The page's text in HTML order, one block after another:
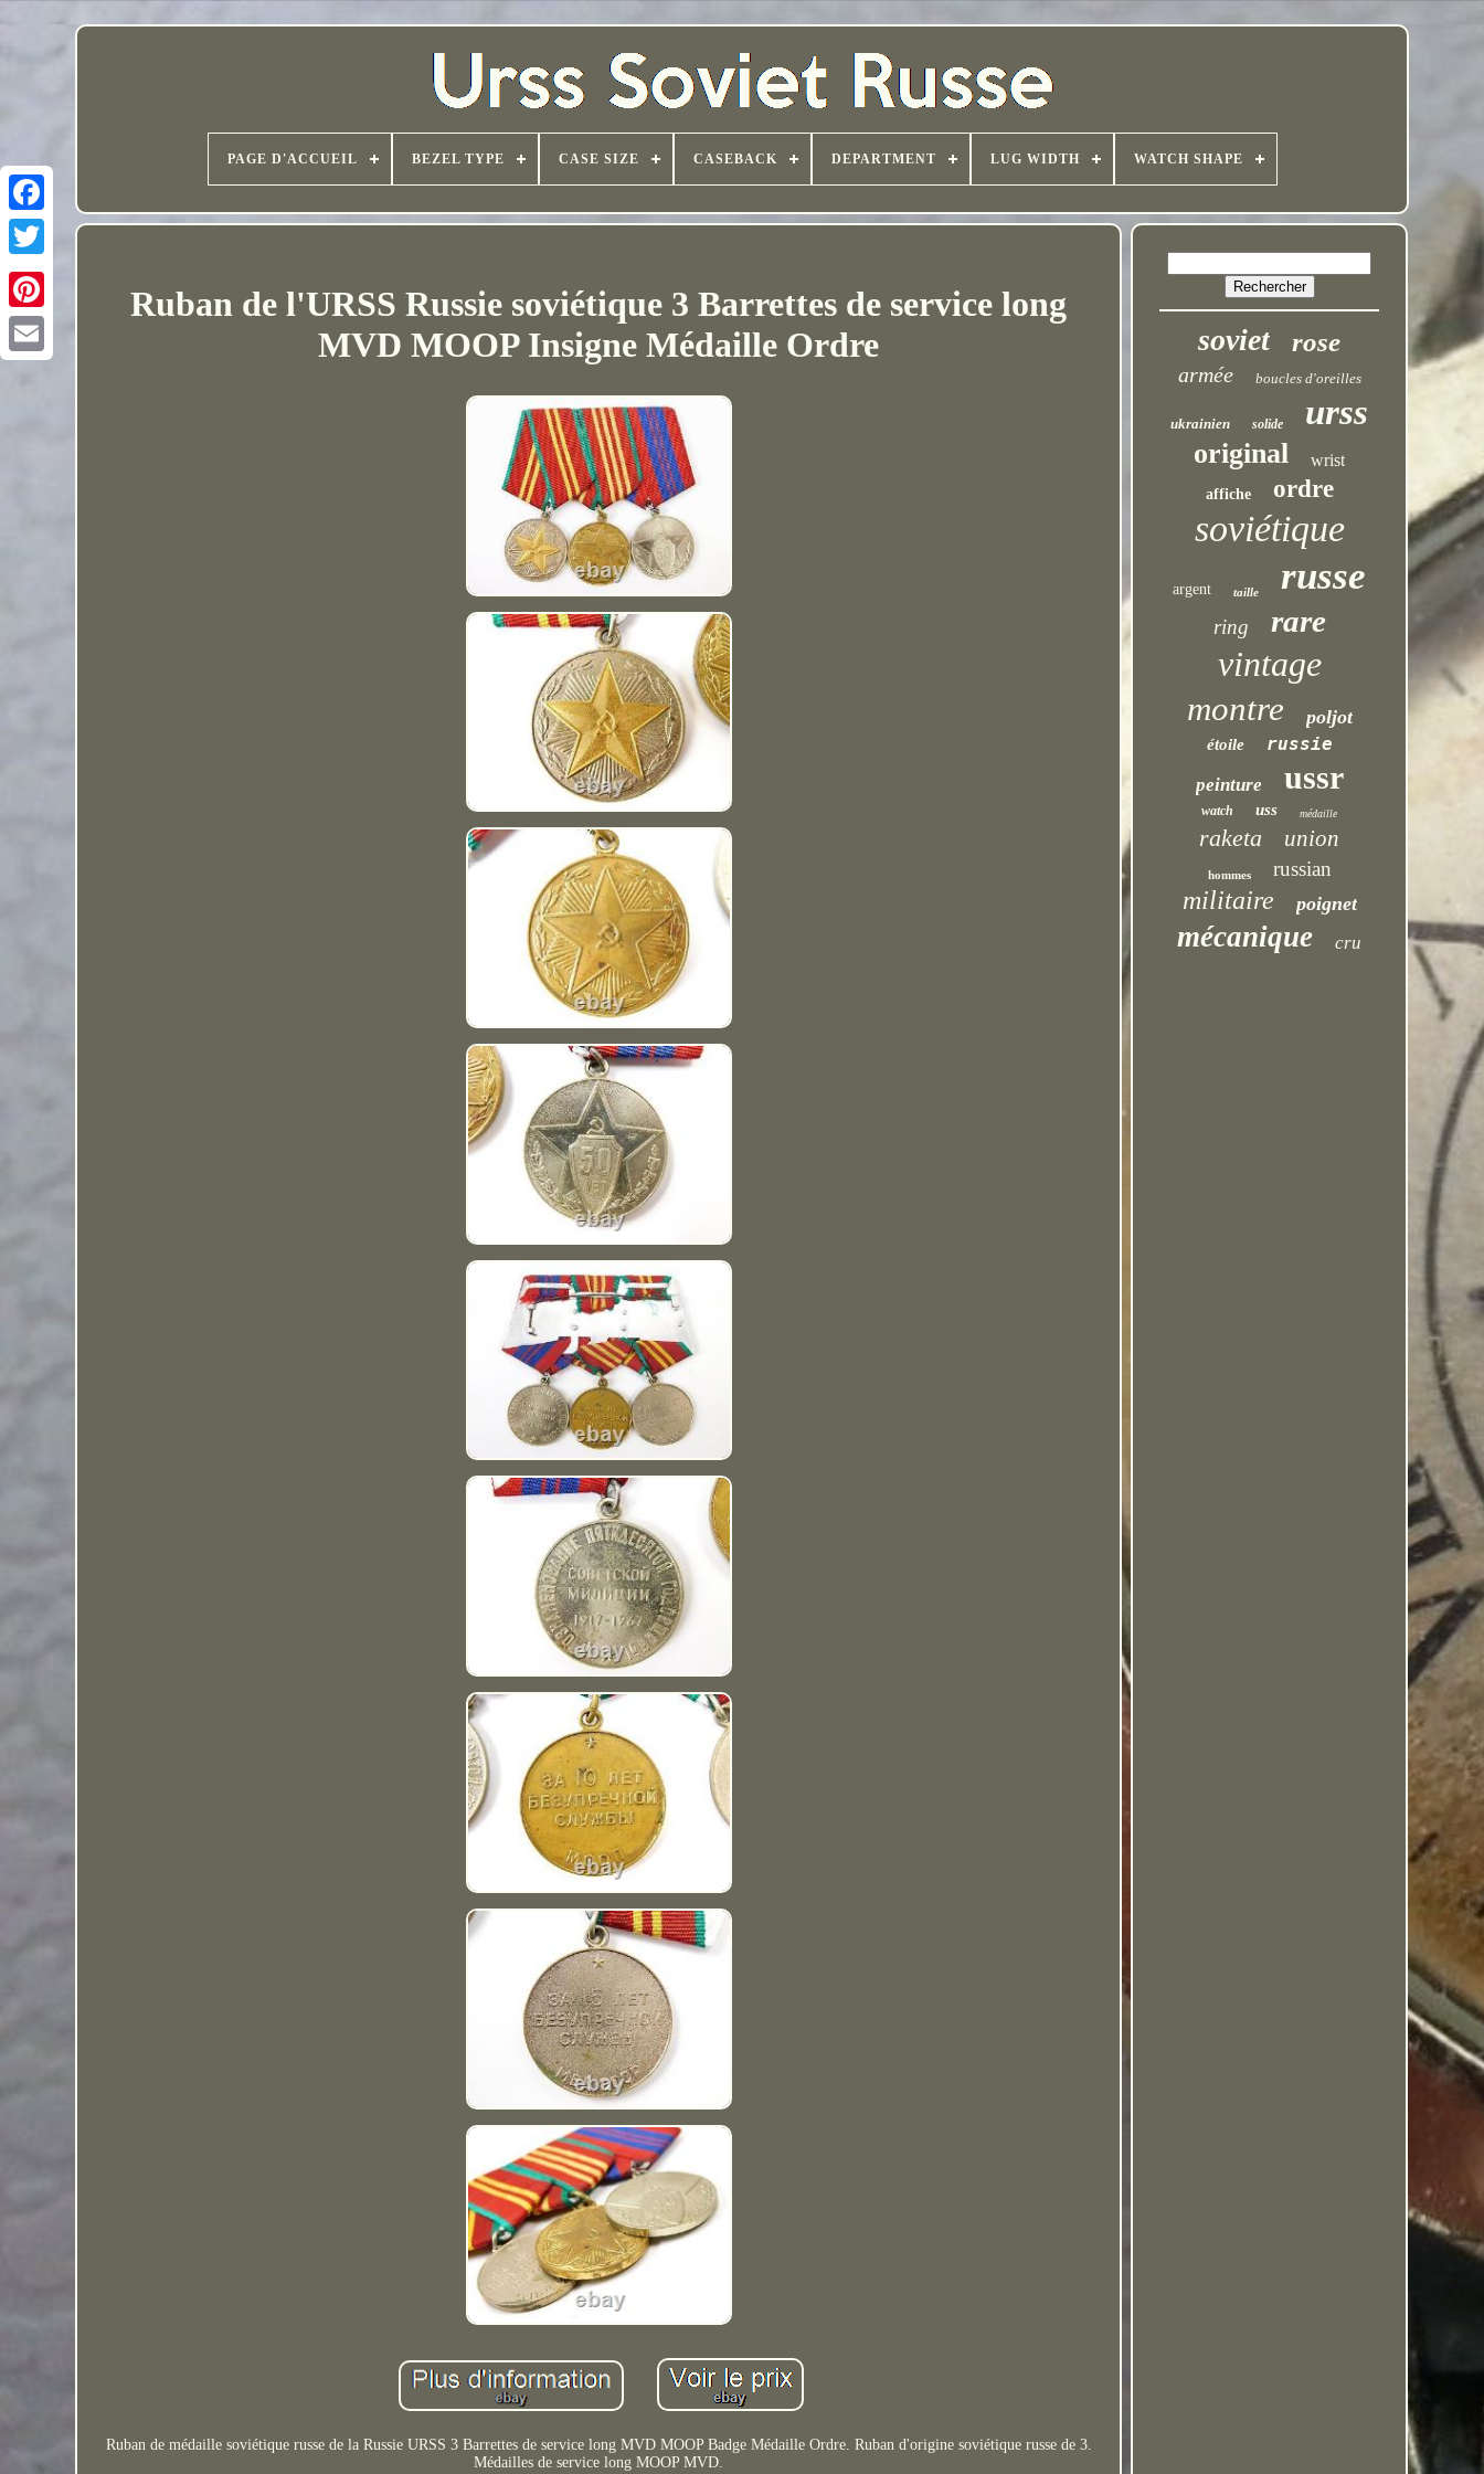
PAGE D'ACCUEIL BEZEL TYPE CASE SIZE CASEBACK DEPARTMENT LUG WIDTH WATCH SHAPE
Ruban de l'URSS Russie soviétique 3 Barrettes de service long
MVD MOOP Insigne Médaille Ordre
Ruban de médaille soviétique russe de la Russie URSS 3 Barrettes de service long MVD MOOP Badge Médaille Ordre. Ruban d'origine soviétique russe de 3.
Médailles de service long MOOP MVD.
soviet rose
armée boucles d'oreilles
ukrainien solide urss
original wrist
affiche ordre
soviétique
argent taille russe
ring rare
vintage
montre poljot
étoile
russie
peinture
ussr
watch uss médaille
raketa union
hommes russian
militaire poignet
mécanique cru